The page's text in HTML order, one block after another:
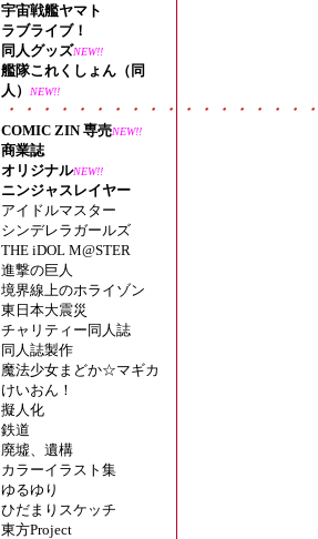
宇宙戦艦ヤマト
ラブライブ！
同人グッズNEW!!
艦隊これくしょん（同
人）
NEW!!
・・・・・・・・・・・・・・・・・
COMIC ZIN 専売NEW!!
商業誌
オリジナルNEW!!
ニンジャスレイヤー
アイドルマスター
シンデレラガールズ
THE iDOL M@STER
進撃の巨人
境界線上のホライゾン
東日本大震災
チャリティー同人誌
同人誌製作
魔法少女まどか☆マギカ
けいおん！
擬人化
鉄道
廃墟、遺構
カラーイラスト集
ゆるゆり
ひだまりスケッチ
東方Project